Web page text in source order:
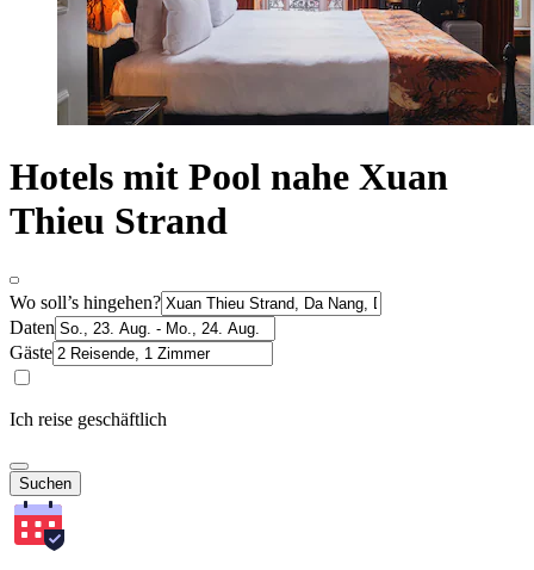
Hotels mit Pool nahe Xuan
Thieu Strand
Wo soll’s hingehen?
Daten
Gäste
Ich reise geschäftlich
Suchen